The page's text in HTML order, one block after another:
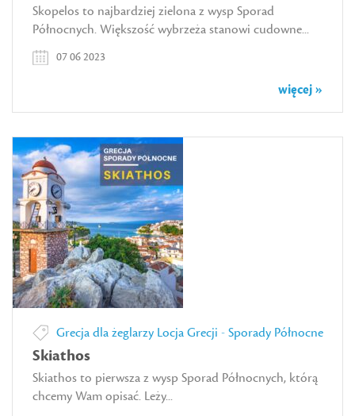
Skopelos to najbardziej zielona z wysp Sporad
Północnych. Większość wybrzeża stanowi cudowne...
więcej »
07 06 2023
Grecja dla żeglarzy Locja Grecji - Sporady Północne
Skiathos
Skiathos to pierwsza z wysp Sporad Północnych, którą
chcemy Wam opisać. Leży...